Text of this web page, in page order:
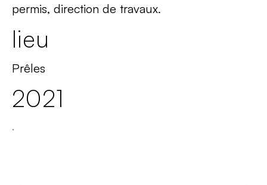
permis, direction de travaux.
lieu
Prêles
2021
.